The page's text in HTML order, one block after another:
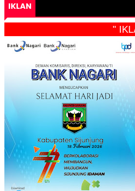
IKLAN